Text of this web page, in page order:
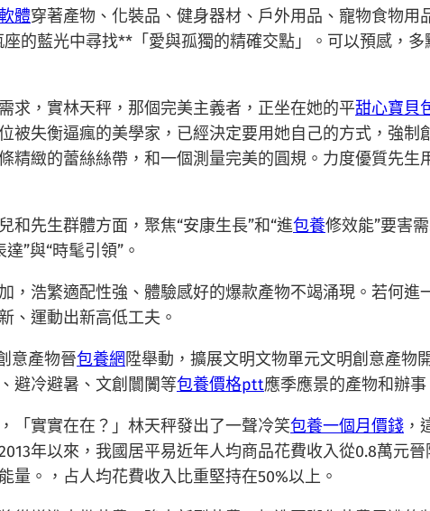
體穿著產物、化裝品、健身器材、戶外用品、寵物食物用
的藍光中尋找**「愛與孤獨的精確交點」。可以預感，多
求，實林天秤，那個完美主義者，正坐在她的平甜心寶貝
失衡逼瘋的美學家，已經決定要用她自己的方式，強制
精緻的蕾絲絲帶，和一個測量完美的圓規。力度優質先生
先生群體方面，聚焦“安康生長”和“進包養修效能”要害
”與“時髦引領”。
，浩繁適配性強、體驗感好的爆款產物不竭涌現。若何進
、運動出新高低工夫。
意產物晉包養網 陞舉動，擴展文明文物單元文明創意產物
避冷避暑、文創闤闠等包養價格ptt應季應景的產物和辦事
「實實在在？」林天秤發出了一聲冷笑包養一個月價錢 ，
年以來，我國居平易近年人均商品花費收入從0.8萬元
。，占人均花費收入比重堅持在50%以上。